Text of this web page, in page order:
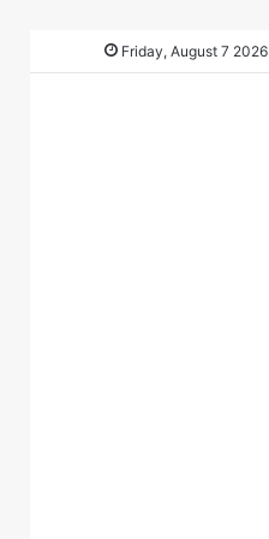
Friday, August 7 2026